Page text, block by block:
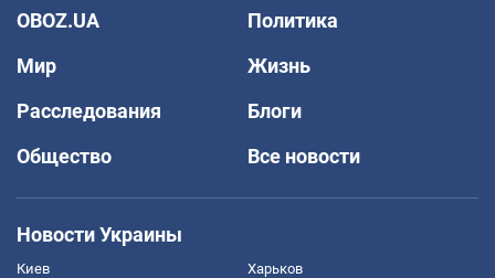
OBOZ.UA
Политика
Мир
Жизнь
Расследования
Блоги
Общество
Все новости
Новости Украины
Киев Харьков